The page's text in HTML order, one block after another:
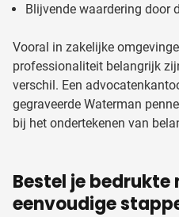
Blijvende waardering door
Vooral in zakelijke
professionaliteit belangrijk
verschil. Een
gegraveerde Waterman
bij het ondertekenen van
Bestel je bedrukte
eenvoudige